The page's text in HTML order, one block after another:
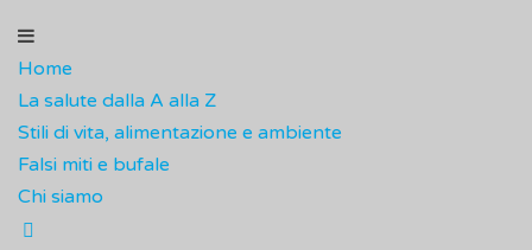
Home
La salute dalla A alla Z
Stili di vita, alimentazione e ambiente
Falsi miti e bufale
Chi siamo